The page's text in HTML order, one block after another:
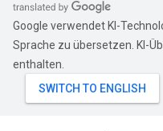
Google verwendet KI-
Sprache zu übersetzen. KI-
enthalten.